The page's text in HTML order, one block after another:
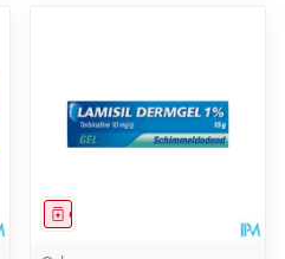
Geneesmiddel